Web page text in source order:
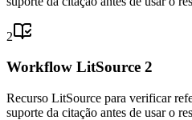
2
Workflow LitSource 2
Recurso LitSource para verificar
suporte da citação antes de usar o